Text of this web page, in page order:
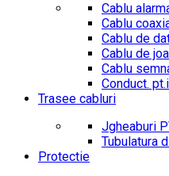
Cablu
Cablu
Cablu de
Cablu de
Cablu
Conduct.
Trasee cabluri
Jgheaburi
Tubulatura
Protectie